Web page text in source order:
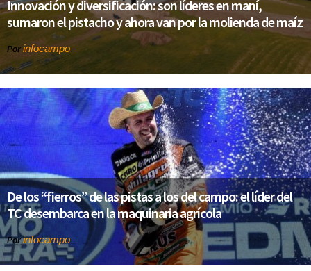
Innovación y diversificación: son líderes en maní,
sumaron el pistacho y ahora van por la molienda de maíz
Por infocampo
De los “fierros” de las pistas a los del campo: el líder del
TC desembarca en la maquinaria agrícola
Porinfocampo